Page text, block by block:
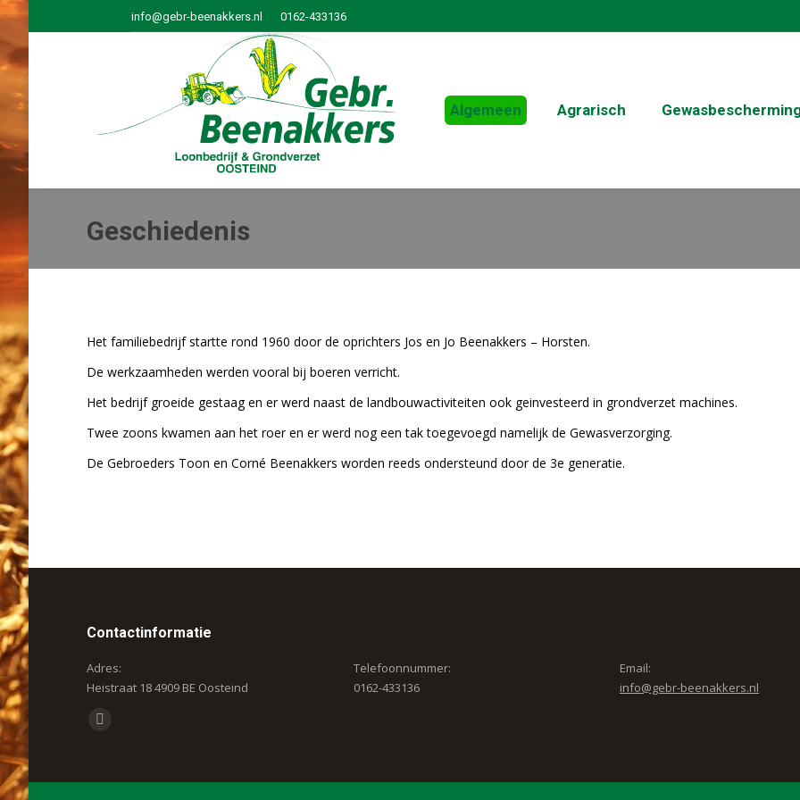
info@gebr-beenakkers.nl 0162-433136
Algemeen Agrarisch
Geschiedenis
Het familiebedrijf startte rond 1960 door de oprichters Jos en Jo Beenakkers – Horsten.
De werkzaamheden werden vooral bij boeren verricht.
Het bedrijf groeide gestaag en er werd naast de landbouwactiviteiten ook geinvesteerd in grondverzet machines.
Twee zoons kwamen aan het roer en er werd nog een tak toegevoegd namelijk de Gewasverzorging.
De Gebroeders Toon en Corné Beenakkers worden reeds ondersteund door de 3e generatie.
Contactinformatie
Adres:
Heistraat 18 4909 BE Oosteind
Vind ons op:
Telefoonnummer:
0162-433136
Email:
info@gebr-beenakkers.nl